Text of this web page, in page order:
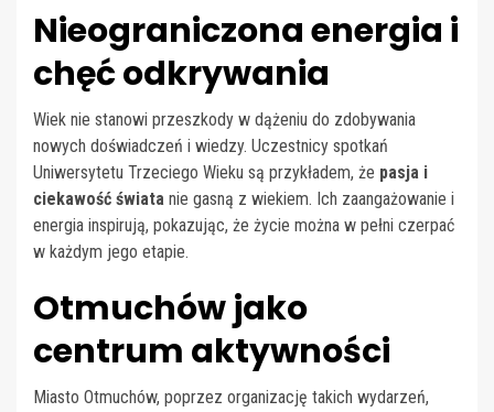
Nieograniczona energia i
chęć odkrywania
Wiek nie stanowi przeszkody w dążeniu do zdobywania
nowych doświadczeń i wiedzy. Uczestnicy spotkań
Uniwersytetu Trzeciego Wieku są przykładem, że pasja i
ciekawość świata nie gasną z wiekiem. Ich zaangażowanie i
energia inspirują, pokazując, że życie można w pełni czerpać
w każdym jego etapie.
Otmuchów jako
centrum aktywności
Miasto Otmuchów, poprzez organizację takich wydarzeń,